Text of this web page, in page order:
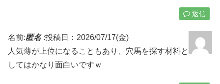
返信
名前:匿名:投稿日：2026/07/17(金)
人気薄が上位になることもあり、穴馬を探す材料と
してはかなり面白いですｗ